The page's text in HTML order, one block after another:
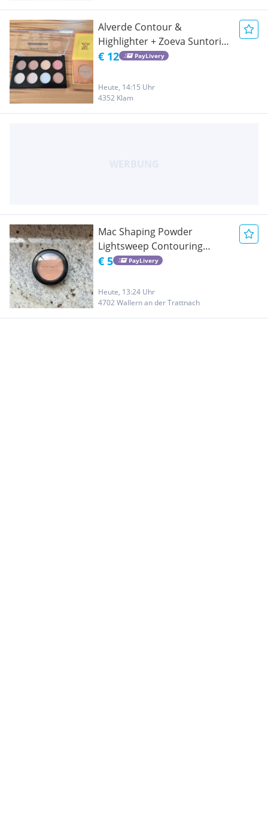
Alverde Contour &
Highlighter + Zoeva Suntorini
Bronzer
€ 12 PayLivery
Heute, 14:15 Uhr
4352 Klam
Mac Shaping Powder
Lightsweep Contouring
Puder
€ 5 PayLivery
Heute, 13:24 Uhr
4702 Wallern an der Trattnach